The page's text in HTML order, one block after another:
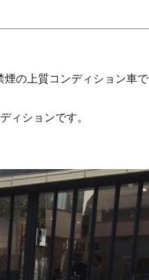
の上質コンディション車で
ィションです。